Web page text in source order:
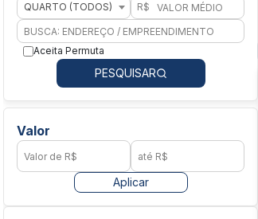
QUARTO (TODOS)
R$
Aceita Permuta
PESQUISAR
Valor
Aplicar